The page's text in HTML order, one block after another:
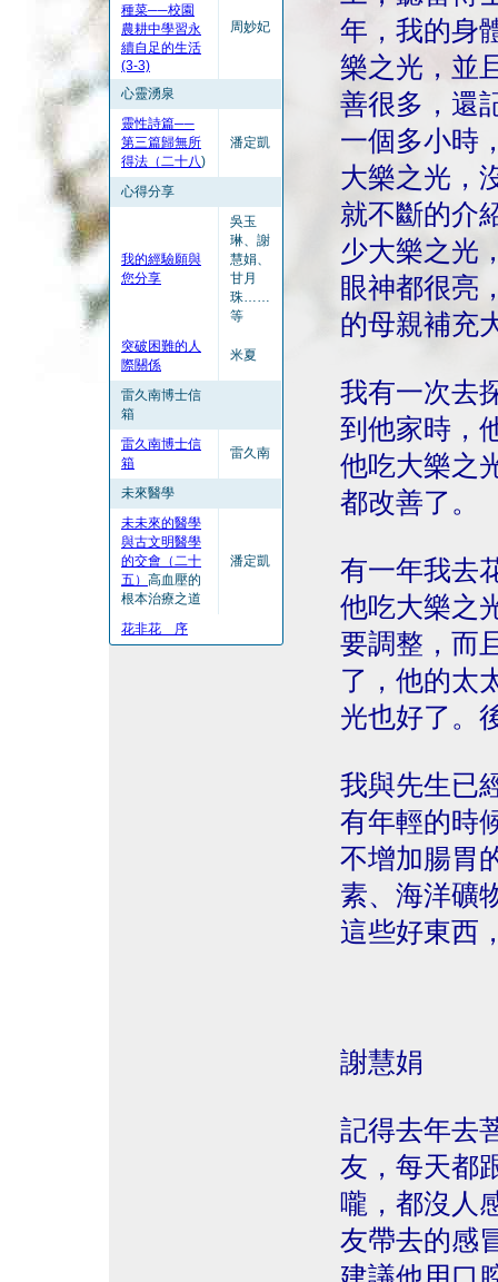
種菜──校園
農耕中學習永
續自足的生活
(3-3)
周妙妃
心靈湧泉
靈性詩篇──
第三篇歸無所
得法（二十八)
潘定凱
心得分享
我的經驗願與
您分享
吳玉
琳、謝
慧娟、
甘月
珠……
等
突破困難的人
際關係
米夏
雷久南博士信
箱
雷久南博士信
箱
雷久南
未來醫學
未未來的醫學
與古文明醫學
的交會（二十
五） 高血壓的
根本治療之道
潘定凱
花非花 序
年，我的身
樂之光，並
善很多，還
一個多小時
大樂之光，
就不斷的介
少大樂之光
眼神都很亮
的母親補充
我有一次去
到他家時，
他吃大樂之
都改善了。
有一年我去
他吃大樂之
要調整，而
了，他的太
光也好了。
我與先生已
有年輕的時
不增加腸胃
素、海洋礦
這些好東西
謝慧娟
記得去年去
友，每天都
嚨，都沒人
友帶去的感